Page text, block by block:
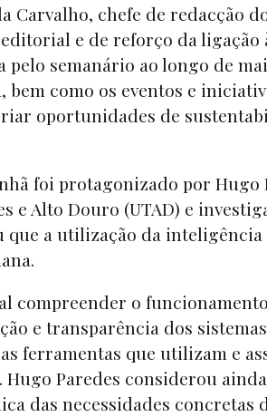
Carvalho, chefe de redacção
e de reforço da ligação
semanário ao longo de
bem como os eventos e
oportunidades de
foi protagonizado por
e Alto Douro (UTAD) e
que a utilização da
compreender o
e transparência dos
ferramentas que utilizam e
Hugo Paredes considerou
das necessidades concretas